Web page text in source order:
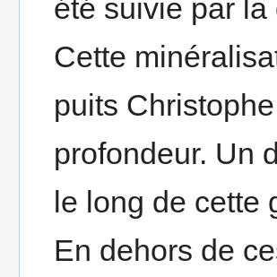
été suivie par
Cette
puits
profondeur. Un
le long de cette
En dehors de